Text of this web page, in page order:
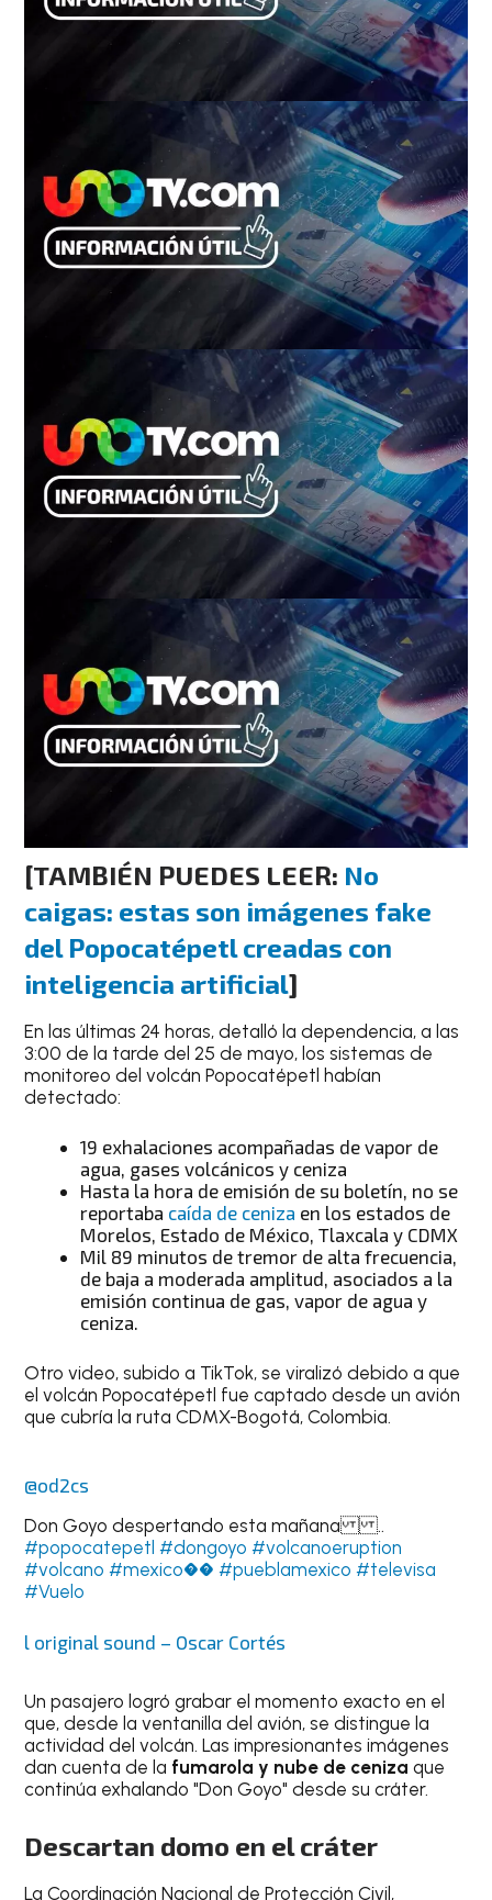
[TAMBIÉN PUEDES LEER: No
caigas: estas son imágenes fake
del Popocatépetl creadas con
inteligencia artificial]
En las últimas 24 horas, detalló la dependencia, a las
3:00 de la tarde del 25 de mayo, los sistemas de
monitoreo del volcán Popocatépetl habían
detectado:
19 exhalaciones acompañadas de vapor de
agua, gases volcánicos y ceniza
Hasta la hora de emisión de su boletín, no se
reportaba caída de ceniza en los estados de
Morelos, Estado de México, Tlaxcala y CDMX
Mil 89 minutos de tremor de alta frecuencia,
de baja a moderada amplitud, asociados a la
emisión continua de gas, vapor de agua y
ceniza.
Otro video, subido a TikTok, se viralizó debido a que
el volcán Popocatépetl fue captado desde un avión
que cubría la ruta CDMX-Bogotá, Colombia.
@od2cs
Don Goyo despertando esta mañana ..
#popocatepetl #dongoyo #volcanoeruption
#volcano #mexico�� #pueblamexico #televisa
#Vuelo
l original sound – Oscar Cortés
Un pasajero logró grabar el momento exacto en el
que, desde la ventanilla del avión, se distingue la
actividad del volcán. Las impresionantes imágenes
dan cuenta de la fumarola y nube de ceniza que
continúa exhalando "Don Goyo" desde su cráter.
Descartan domo en el cráter
La Coordinación Nacional de Protección Civil,